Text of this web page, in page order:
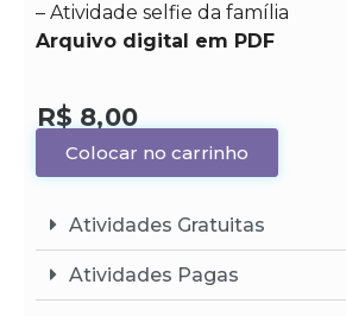
– Atividade selfie da família
Arquivo digital em PDF
R$ 8,00
Colocar no carrinho
Atividades Gratuitas
Atividades Pagas